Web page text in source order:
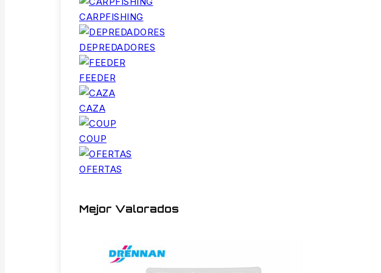
CARPFISHING
DEPREDADORES
FEEDER
CAZA
COUP
OFERTAS
Mejor Valorados